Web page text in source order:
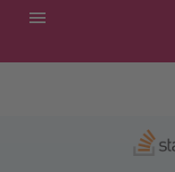
MINHAS APLICACÕES